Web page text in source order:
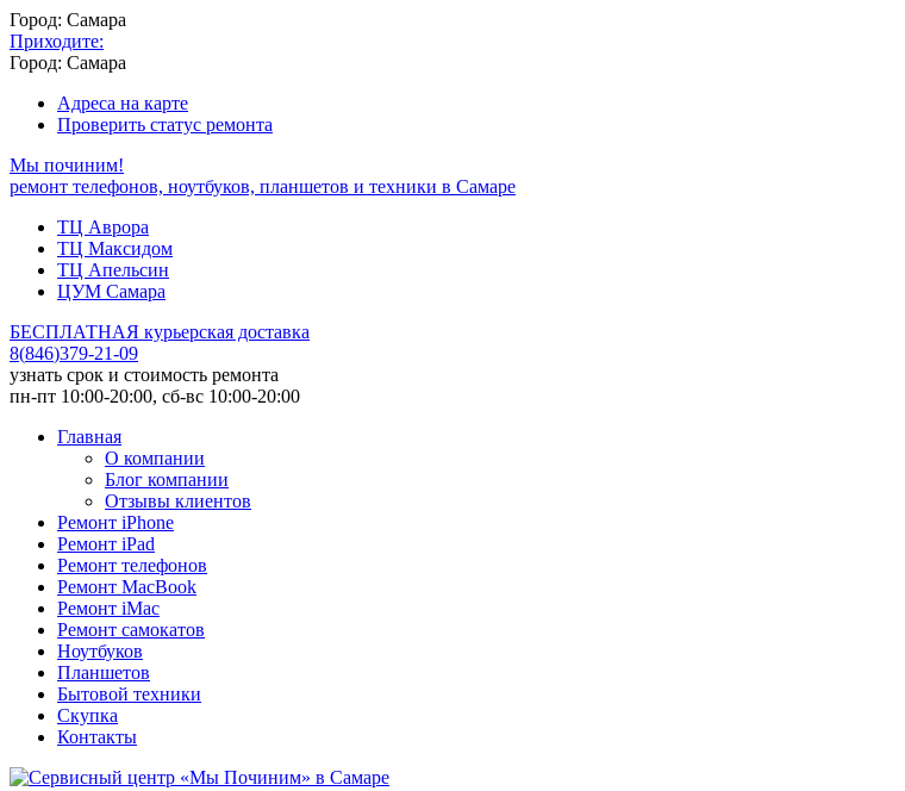
Город: Самара
Приходите:
Город: Самара
Адреса на карте
Проверить статус ремонта
Мы починим!
ремонт телефонов, ноутбуков, планшетов и техники в Самаре
ТЦ Аврора
ТЦ Максидом
ТЦ Апельсин
ЦУМ Самара
БЕСПЛАТНАЯ курьерская доставка
8(846)379-21-09
узнать срок и стоимость ремонта
пн-пт 10:00-20:00, сб-вс 10:00-20:00
Главная
О компании
Блог компании
Отзывы клиентов
Ремонт iPhone
Ремонт iPad
Ремонт телефонов
Ремонт MacBook
Ремонт iMac
Ремонт самокатов
Ноутбуков
Планшетов
Бытовой техники
Скупка
Контакты